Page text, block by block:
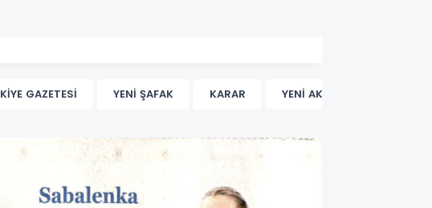
GAZETESİ YENİ ŞAFAK KARAR YENİ AKİT